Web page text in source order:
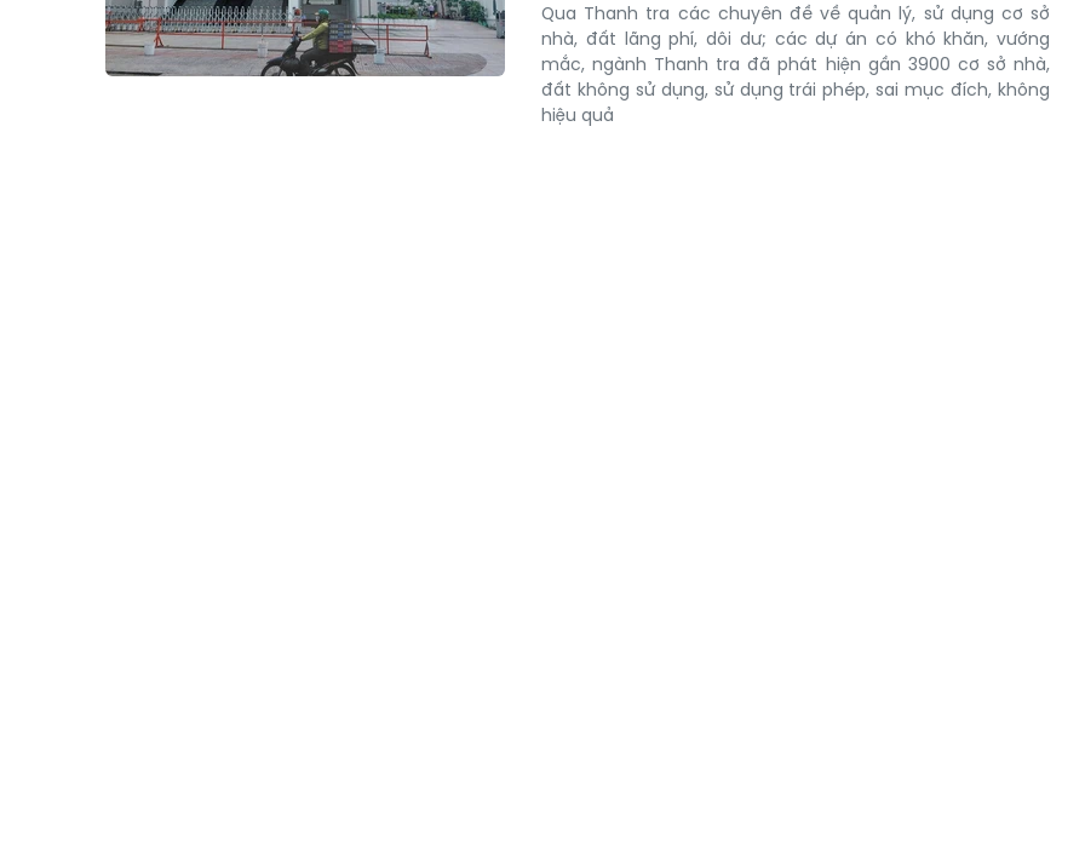
Qua Thanh tra các chuyên đề về quản lý, sử dụng cơ sở
nhà, đất lãng phí, dôi dư; các dự án có khó khăn, vướng
mắc, ngành Thanh tra đã phát hiện gần 3900 cơ sở nhà,
đất không sử dụng, sử dụng trái phép, sai mục đích, không
hiệu quả